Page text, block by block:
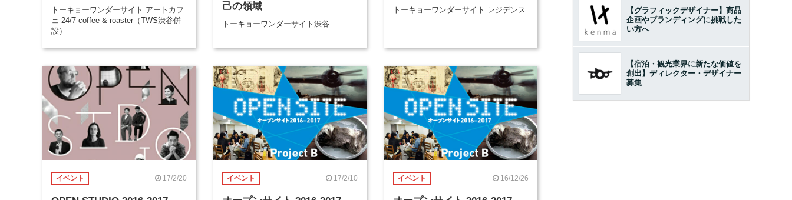
トーキョーワンダーサイト アートカフ
ェ 24/7 coffee & roaster（TWS渋谷併
設）
己の領域
トーキョーワンダーサイト渋谷
トーキョーワンダーサイト レジデンス
イベント 17/2/20 イベント 17/2/10 イベント 16/12/26
【グラフィックデザイナー】商品
企画やブランディングに挑戦した
い方へ
【宿泊・観光業界に新たな価値を
創出】ディレクター・デザイナー
募集